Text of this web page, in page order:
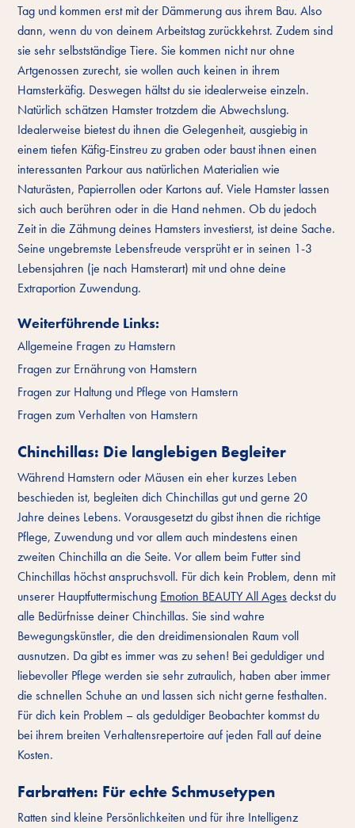
Tag und kommen erst mit der Dämmerung aus ihrem Bau. Also
dann, wenn du von deinem Arbeitstag zurückkehrst. Zudem sind
sie sehr selbstständige Tiere. Sie kommen nicht nur ohne
Artgenossen zurecht, sie wollen auch keinen in ihrem
Hamsterkäfig. Deswegen hältst du sie idealerweise einzeln.
Natürlich schätzen Hamster trotzdem die Abwechslung.
Idealerweise bietest du ihnen die Gelegenheit, ausgiebig in
einem tiefen Käfig-Einstreu zu graben oder baust ihnen einen
interessanten Parkour aus natürlichen Materialien wie
Naturästen, Papierrollen oder Kartons auf. Viele Hamster lassen
sich auch berühren oder in die Hand nehmen. Ob du jedoch
Zeit in die Zähmung deines Hamsters investierst, ist deine Sache.
Seine ungebremste Lebensfreude versprüht er in seinen 1-3
Lebensjahren (je nach Hamsterart) mit und ohne deine
Extraportion Zuwendung.
Weiterführende Links:
Allgemeine Fragen zu Hamstern
Fragen zur Ernährung von Hamstern
Fragen zur Haltung und Pflege von Hamstern
Fragen zum Verhalten von Hamstern
Chinchillas: Die langlebigen Begleiter
Während Hamstern oder Mäusen ein eher kurzes Leben
beschieden ist, begleiten dich Chinchillas gut und gerne 20
Jahre deines Lebens. Vorausgesetzt du gibst ihnen die richtige
Pflege, Zuwendung und vor allem auch mindestens einen
zweiten Chinchilla an die Seite. Vor allem beim Futter sind
Chinchillas höchst anspruchsvoll. Für dich kein Problem, denn mit
unserer Hauptfuttermischung Emotion BEAUTY All Agesdeckst du
alle Bedürfnisse deiner Chinchillas. Sie sind wahre
Bewegungskünstler, die den dreidimensionalen Raum voll
ausnutzen. Da gibt es immer was zu sehen! Bei geduldiger und
liebevoller Pflege werden sie sehr zutraulich, haben aber immer
die schnellen Schuhe an und lassen sich nicht gerne festhalten.
Für dich kein Problem – als geduldiger Beobachter kommst du
bei ihrem breiten Verhaltensrepertoire auf jeden Fall auf deine
Kosten.
Farbratten: Für echte Schmusetypen
Ratten sind kleine Persönlichkeiten und für ihre Intelligenz